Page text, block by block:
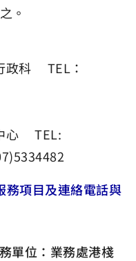
。
政科 TEL：
心 TEL:
務項目及連絡電話與
單位：業務處港棧